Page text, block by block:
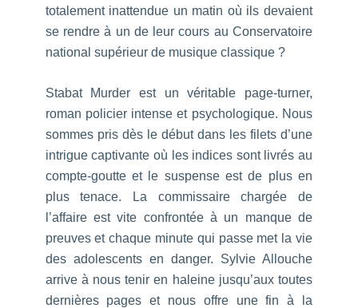
totalement inattendue un matin où ils devaient
se rendre à un de leur cours au Conservatoire
national supérieur de musique classique ?
Stabat Murder est un véritable page-turner,
roman policier intense et psychologique. Nous
sommes pris dès le début dans les filets d’une
intrigue captivante où les indices sont livrés au
compte-goutte et le suspense est de plus en
plus tenace. La commissaire chargée de
l’affaire est vite confrontée à un manque de
preuves et chaque minute qui passe met la vie
des adolescents en danger. Sylvie Allouche
arrive à nous tenir en haleine jusqu’aux toutes
dernières pages et nous offre une fin à la